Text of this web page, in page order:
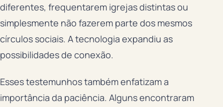
diferentes, frequentarem igrejas distintas ou
simplesmente não fazerem parte dos mesmos
círculos sociais. A tecnologia expandiu as
possibilidades de conexão.
Esses testemunhos também enfatizam a
importância da paciência. Alguns encontraram